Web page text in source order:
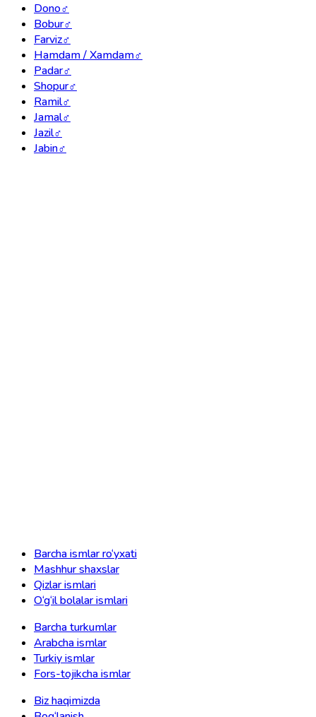
Dono♂
Bobur♂
Farviz♂
Hamdam / Xamdam♂
Padar♂
Shopur♂
Ramil♂
Jamal♂
Jazil♂
Jabin♂
Barcha ismlar ro‘yxati
Mashhur shaxslar
Qizlar ismlari
O‘g‘il bolalar ismlari
Barcha turkumlar
Arabcha ismlar
Turkiy ismlar
Fors-tojikcha ismlar
Biz haqimizda